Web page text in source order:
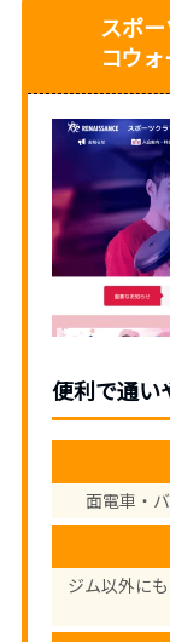
スポ
コウ
便利で通い
面電車・
ジム以外に